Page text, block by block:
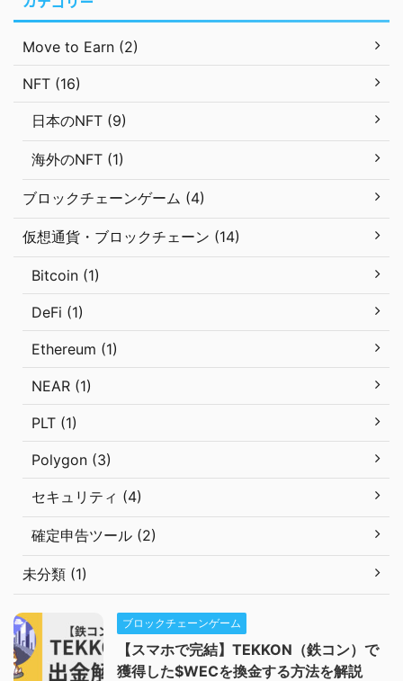
Move to Earn (2)
NFT (16)
日本のNFT (9)
海外のNFT (1)
ブロックチェーンゲーム (4)
仮想通貨・ブロックチェーン (14)
Bitcoin (1)
DeFi (1)
Ethereum (1)
NEAR (1)
PLT (1)
Polygon (3)
セキュリティ (4)
確定申告ツール (2)
未分類 (1)
ブロックチェーンゲーム
【スマホで完結】TEKKON（鉄コン）で
獲得した$WECを換金する方法を解説